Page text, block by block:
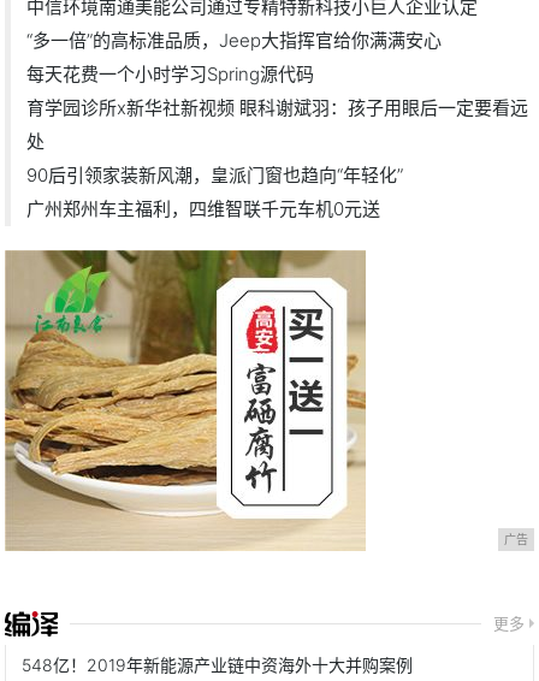
中信环境南通美能公司通过专精特新科技小巨人企业认定
“多一倍”的高标准品质，Jeep大指挥官给你满满安心
每天花费一个小时学习Spring源代码
育学园诊所x新华社新视频 眼科谢斌羽：孩子用眼后一定要看远
处
90后引领家装新风潮，皇派门窗也趋向“年轻化”
广州郑州车主福利，四维智联千元车机0元送
广告
更多
548亿！2019年新能源产业链中资海外十大并购案例